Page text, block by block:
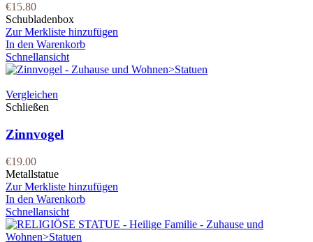
€15.80
Schubladenbox
Zur Merkliste hinzufügen
In den Warenkorb
Schnellansicht
Vergleichen
Schließen
Zinnvogel
€19.00
Metallstatue
Zur Merkliste hinzufügen
In den Warenkorb
Schnellansicht